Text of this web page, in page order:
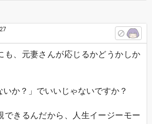
も、元妻さんが応じるかどうかしか
か？」でいいじゃないですか？
できるんだから、人生イージーモー